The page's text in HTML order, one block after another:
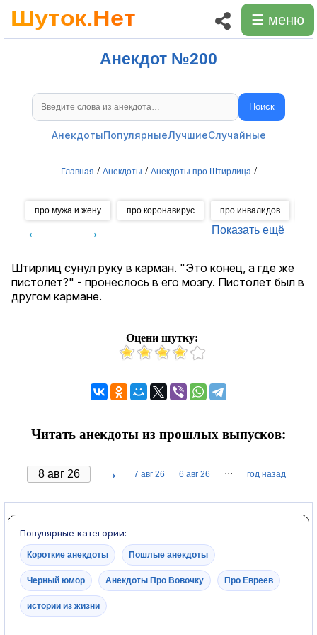
☰ меню
Анекдот №200
Поиск анекдотов Поиск
АнекдотыПопулярныеЛучшиеСлучайные
Главная / Анекдоты / Анекдоты про Штирлица /
про мужа и жену про коронавирус про инвалидов
← → Показать ещё
Штирлиц сунул руку в карман. "Это конец, а где же
пистолет?" - пронеслось в его мозгу. Пистолет был в
другом кармане.
Оцени шутку:
Читать анекдоты из прошлых выпусков:
→ 7 авг 26 6 авг 26 ··· год назад
Популярные категории:
Короткие анекдоты Пошлые анекдоты
Черный юмор Анекдоты Про Вовочку Про Евреев
истории из жизни